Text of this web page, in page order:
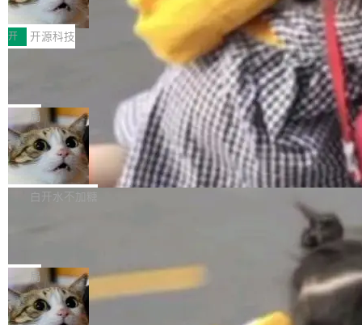
和销毁都太重了。一个 Agent 要执行的任务可能
只需要几毫秒的 CPU 时间，但容器从冷启动到
就绪要花数秒。如果未来有十...
函，也没选择庭外沉默。它在官网贴了一篇博
文，标题只有六个字：Apple is getting this wro
ng。 然后，它把邮件往来和 iMessage 聊天记
录全贴了出来。 他发错人了 苹果外部律师 Gabr
iel Gross 来自 Weil 律所，2 月 23 日下午 5:53
给 OpenAI 总法律顾问 Che Chang 发了封邮
件，附了一封长信，要求 OpenAI 配合调查前苹
果员工带走机密信...
ddy鸿蒙PC版，说话就能干活的AI办公
搭子
全能AI工作台WorkBuddy鸿蒙PC版上架HUAWE
I MatePad Edge应用市场，直接下载即可使
用，与鸿蒙电脑上的体验一致。值得一提的是，
这是目前市面上唯一支持平板接入WorkBuddy P
C版的产品，搭载“人机双写”重磅功能——你写
你的，AI写AI的，同屏协作互不干扰。一句话让
AI帮你干活，现在开启全新体验！ 温馨提示：
体验WorkBuddy鸿蒙PC版前，请将 HUAWEI M
atePad Edge 升级至 HarmonyOS 6.1.0.135S
P9 patch03及以上版本。 *升级路径：设置 > 搜
开 开源科技
FFmpeg 9.0 发布：代号“Lei”，以此纪
全球知名开源多媒体框架 FFmpeg 今天正式发
布了 9.0 版本。这个版本除了带来新一代音视频
处理能力和硬件加速支持之外，还有一个特殊之
处：FFmpeg 9.0 的代号是“Lei”。 这个名字，
来自中国开发者雷霄骅（Lei Xiaohua）。 对于
很多中国音视频开发者而言，这个名字并不陌
“启蒙老师”。 而今年，恰好是雷霄骅离世十周
年。FFmpeg 社区最终选择用一个大版本的名
字，留下了这份纪念。 雷霄骅曾是中国传媒大学
局
亚马逊成本失控：AI 写代码烧掉 1215
万元，超预算 860%
外媒近日曝光了亚马逊的多份内部报告显示，AI
导致公司在多个项目上超支。《金融时报》报道
编写程序，目标是完成电商平台作者信息与商品
列表的数据匹配 —— 一项常规的数据处理任
务，最终却产生了 180 万美元的账单，实际支出
白开水不加糖
e CEO Clément Delangue 在 CNBC 的采访里
没有拐弯抹角。他说中国正在赢得 AI 竞赛，而
且按目前的速度，中国 AI 工具预计在今年底或
局
当 AI agent 把源码变成了最好的扩展系